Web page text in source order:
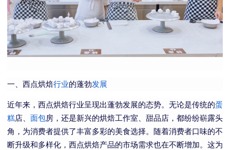
一、西点烘焙行业的蓬勃发展
近年来，西点烘焙行业呈现出蓬勃发展的态势。无论是传统的蛋
糕店、 面包房，还是新兴的烘焙工作室、甜品店，都纷纷崭露头
角，为消费者提供了丰富多彩的美食选择。随着消费者口味的不
断升级和多样化，西点烘焙产品的市场需求也在不断增加。这为